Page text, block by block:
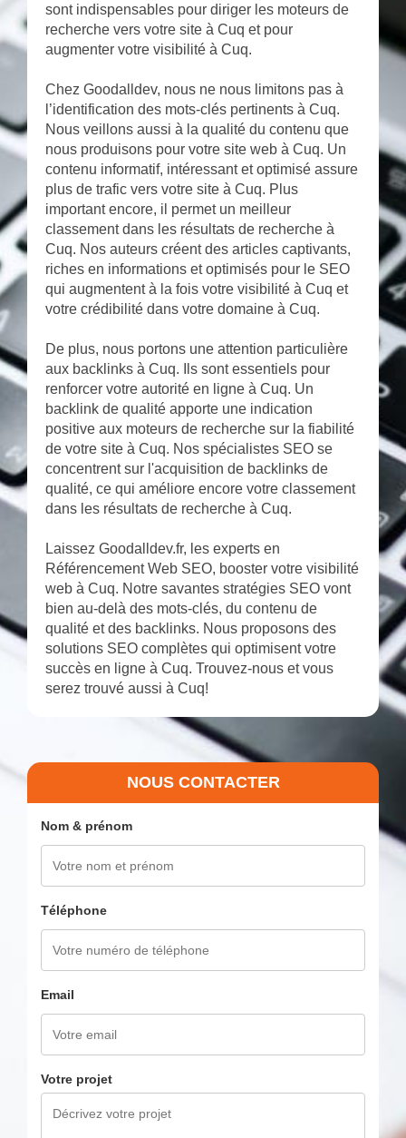
sont indispensables pour diriger les moteurs de
recherche vers votre site à Cuq et pour
augmenter votre visibilité à Cuq.
Chez Goodalldev, nous ne nous limitons pas à
l’identification des mots-clés pertinents à Cuq.
Nous veillons aussi à la qualité du contenu que
nous produisons pour votre site web à Cuq. Un
contenu informatif, intéressant et optimisé assure
plus de trafic vers votre site à Cuq. Plus
important encore, il permet un meilleur
classement dans les résultats de recherche à
Cuq. Nos auteurs créent des articles captivants,
riches en informations et optimisés pour le SEO
qui augmentent à la fois votre visibilité à Cuq et
votre crédibilité dans votre domaine à Cuq.
De plus, nous portons une attention particulière
aux backlinks à Cuq. Ils sont essentiels pour
renforcer votre autorité en ligne à Cuq. Un
backlink de qualité apporte une indication
positive aux moteurs de recherche sur la fiabilité
de votre site à Cuq. Nos spécialistes SEO se
concentrent sur l'acquisition de backlinks de
qualité, ce qui améliore encore votre classement
dans les résultats de recherche à Cuq.
Laissez Goodalldev.fr, les experts en
Référencement Web SEO, booster votre visibilité
web à Cuq. Notre savantes stratégies SEO vont
bien au-delà des mots-clés, du contenu de
qualité et des backlinks. Nous proposons des
solutions SEO complètes qui optimisent votre
succès en ligne à Cuq. Trouvez-nous et vous
serez trouvé aussi à Cuq!
NOUS CONTACTER
Nom & prénom
Téléphone
Email
Votre projet